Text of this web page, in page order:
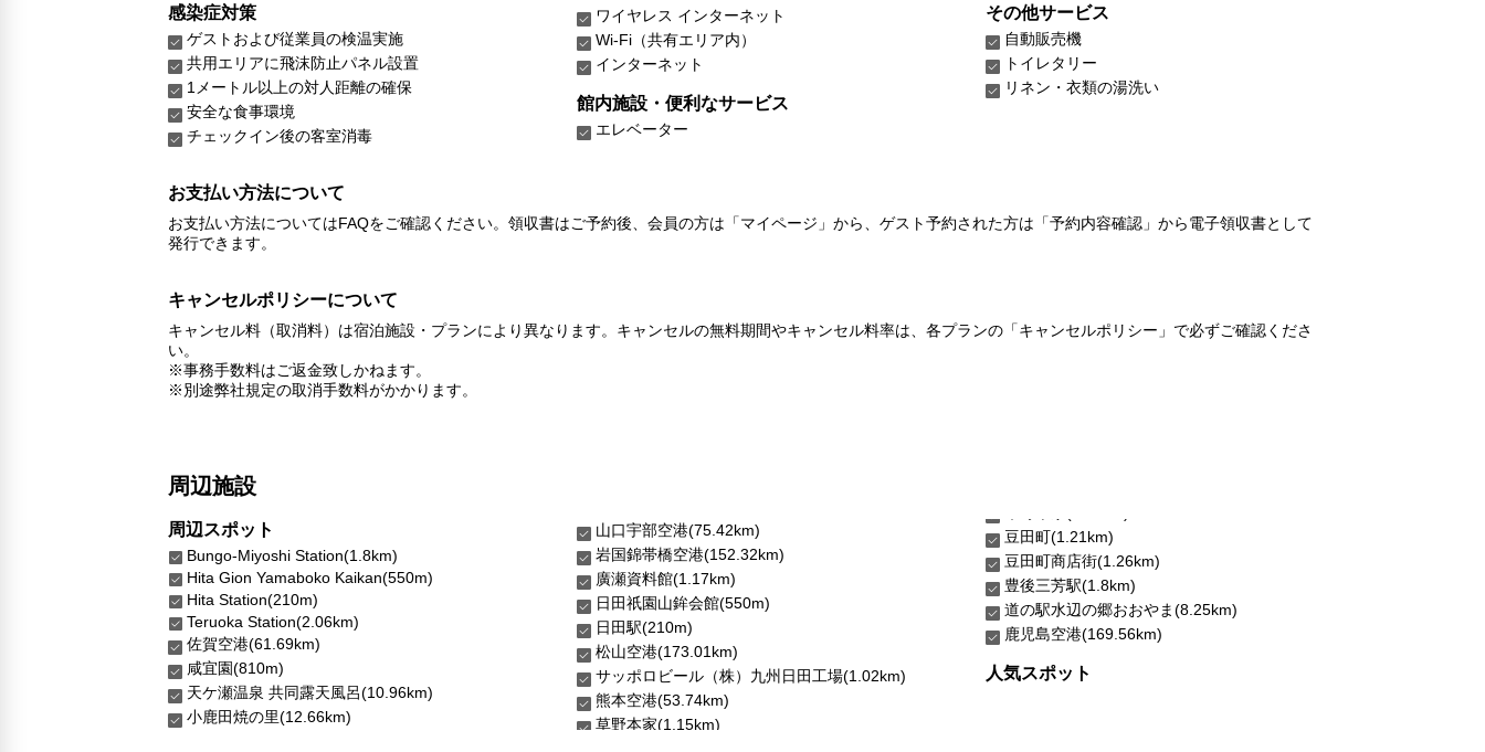
感染症対策
ゲストおよび従業員の検温実施
共用エリアに飛沫防止パネル設置
1メートル以上の対人距離の確保
安全な食事環境
チェックイン後の客室消毒
ワイヤレス インターネット
Wi-Fi（共有エリア内）
インターネット
館内施設・便利なサービス
エレベーター
その他サービス
自動販売機
トイレタリー
リネン・衣類の湯洗い
お支払い方法について
お支払い方法についてはFAQをご確認ください。領収書はご予約後、会員の方は「マイページ」から、ゲスト予約された方は「予約内容確認」から電子領収書として
発行できます。
キャンセルポリシーについて
キャンセル料（取消料）は宿泊施設・プランにより異なります。キャンセルの無料期間やキャンセル料率は、各プランの「キャンセルポリシー」で必ずご確認くださ
い。
※事務手数料はご返金致しかねます。
※別途弊社規定の取消手数料がかかります。
周辺施設
周辺スポット
Bungo-Miyoshi Station(1.8km)
Hita Gion Yamaboko Kaikan(550m)
Hita Station(210m)
Teruoka Station(2.06km)
佐賀空港(61.69km)
咸宜園(810m)
天ケ瀬温泉 共同露天風呂(10.96km)
小鹿田焼の里(12.66km)
山口宇部空港(75.42km)
岩国錦帯橋空港(152.32km)
廣瀬資料館(1.17km)
日田祇園山鉾会館(550m)
日田駅(210m)
松山空港(173.01km)
サッポロビール（株）九州日田工場(1.02km)
熊本空港(53.74km)
草野本家(1.15km)
豆田町(1.21km)
豆田町商店街(1.26km)
豊後三芳駅(1.8km)
道の駅水辺の郷おおやま(8.25km)
鹿児島空港(169.56km)
人気スポット